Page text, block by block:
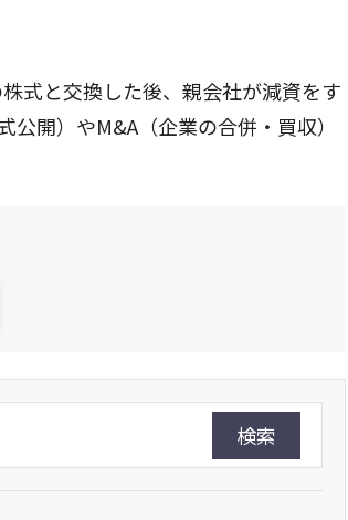
式と交換した後、親会社が減資をす
開）やM&A（企業の合併・買収）
検索